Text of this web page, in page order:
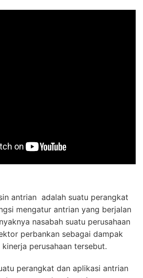
antrian adalah suatu perangkat
mengatur antrian yang berjalan
nasabah suatu perusahaan
perbankan sebagai dampak
perusahaan tersebut.
perangkat dan aplikasi antrian